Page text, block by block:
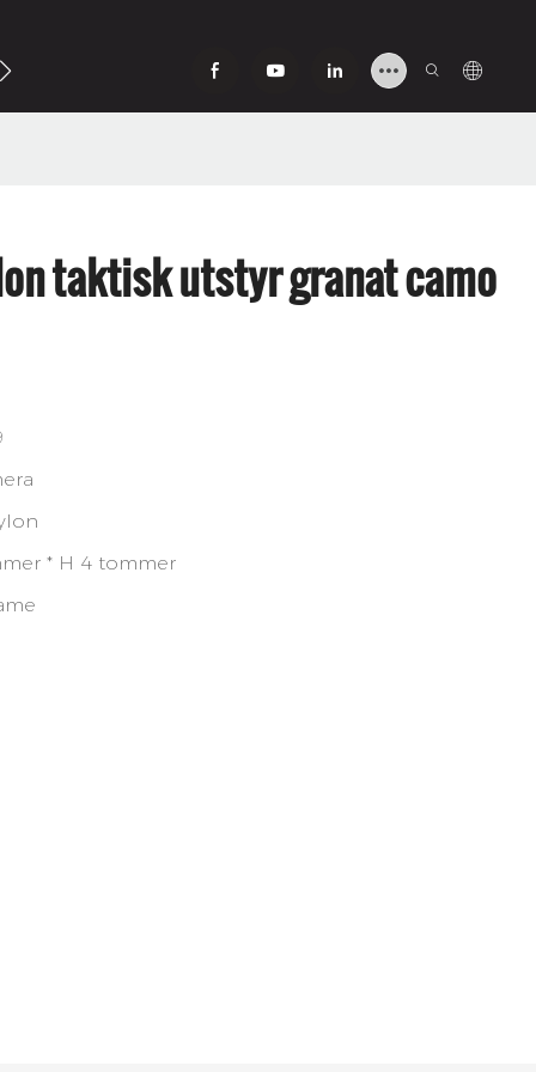
taktisk utstyr granat camo
* H 4 tommer